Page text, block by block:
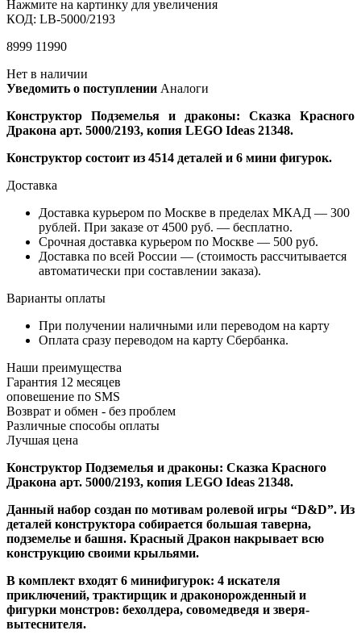
Нажмите на картинку для увеличения
КОД: LB-5000/2193
8999 11990
Нет в наличии
Уведомить о поступлении Аналоги
Конструктор Подземелья и драконы: Сказка Красного
Дракона арт. 5000/2193, копия LEGO Ideas 21348.
Конструктор состоит из 4514 деталей и 6 мини фигурок.
Доставка
Доставка курьером по Москве в пределах МКАД — 300
рублей. При заказе от 4500 руб. — бесплатно.
Срочная доставка курьером по Москве — 500 руб.
Доставка по всей России — (стоимость рассчитывается
автоматически при составлении заказа).
Варианты оплаты
При получении наличными или переводом на карту
Оплата сразу переводом на карту Сбербанка.
Наши преимущества
Гарантия 12 месяцев
оповешение по SMS
Возврат и обмен - без проблем
Различные способы оплаты
Лучшая цена
Конструктор Подземелья и драконы: Сказка Красного
Дракона арт. 5000/2193, копия LEGO Ideas 21348.
Данный набор создан по мотивам ролевой игры “D&D”. Из
деталей конструктора собирается большая таверна,
подземелье и башня. Красный Дракон накрывает всю
конструкцию своими крыльями.
В комплект входят 6 минифигурок: 4 искателя
приключений, трактирщик и драконорожденный и
фигурки монстров: бехолдера, совомедведя и зверя-
вытеснителя.